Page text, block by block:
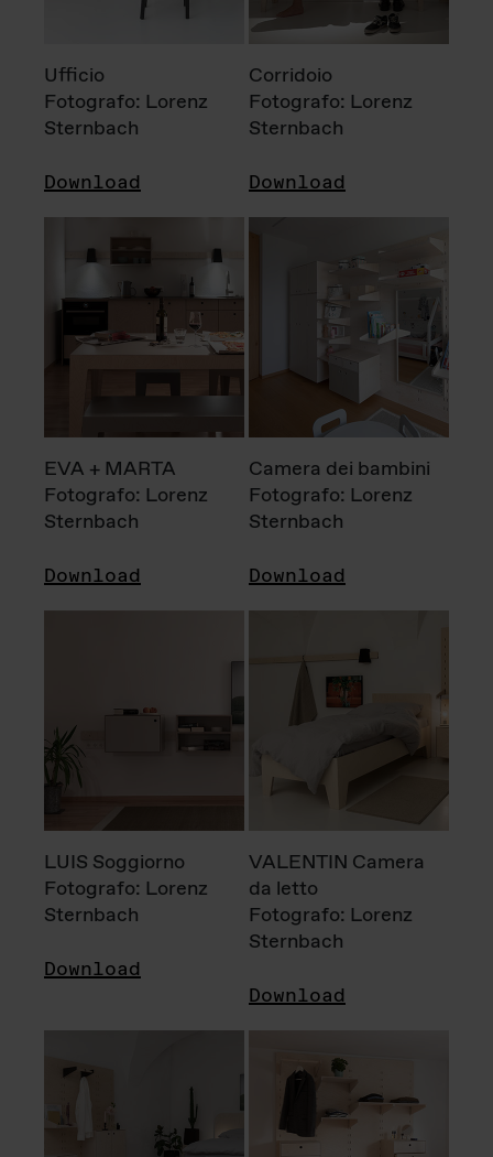
Ufficio
Fotografo: Lorenz
Sternbach
Download
Corridoio
Fotografo: Lorenz
Sternbach
Download
EVA + MARTA
Fotografo: Lorenz
Sternbach
Download
Camera dei bambini
Fotografo: Lorenz
Sternbach
Download
LUIS Soggiorno
Fotografo: Lorenz
Sternbach
Download
VALENTIN Camera
da letto
Fotografo: Lorenz
Sternbach
Download